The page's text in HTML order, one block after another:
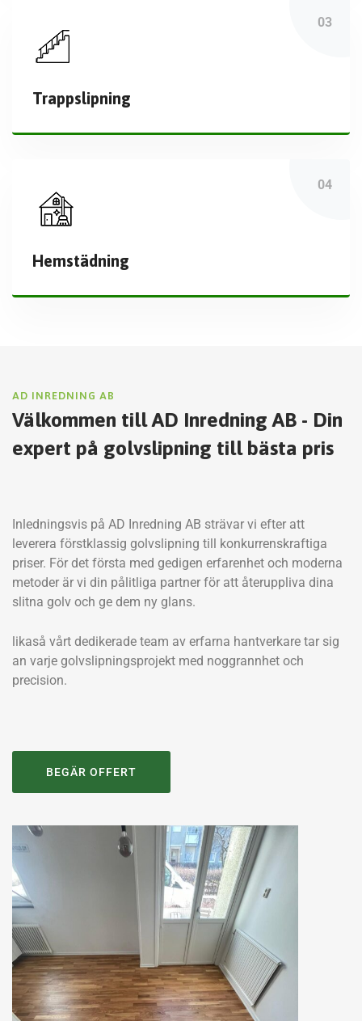
Trappslipning
Hemstädning
AD INREDNING AB
Välkommen till AD Inredning AB - Din
expert på golvslipning till bästa pris
Inledningsvis på AD Inredning AB strävar vi efter att
leverera förstklassig golvslipning till konkurrenskraftiga
priser. För det första med gedigen erfarenhet och moderna
metoder är vi din pålitliga partner för att återuppliva dina
slitna golv och ge dem ny glans.
likaså vårt dedikerade team av erfarna hantverkare tar sig
an varje golvslipningsprojekt med noggrannhet och
precision.
BEGÄR OFFERT